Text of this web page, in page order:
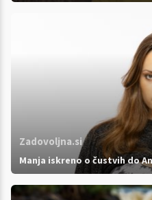
Zadovoljna.si
Manja iskreno o čustvih do